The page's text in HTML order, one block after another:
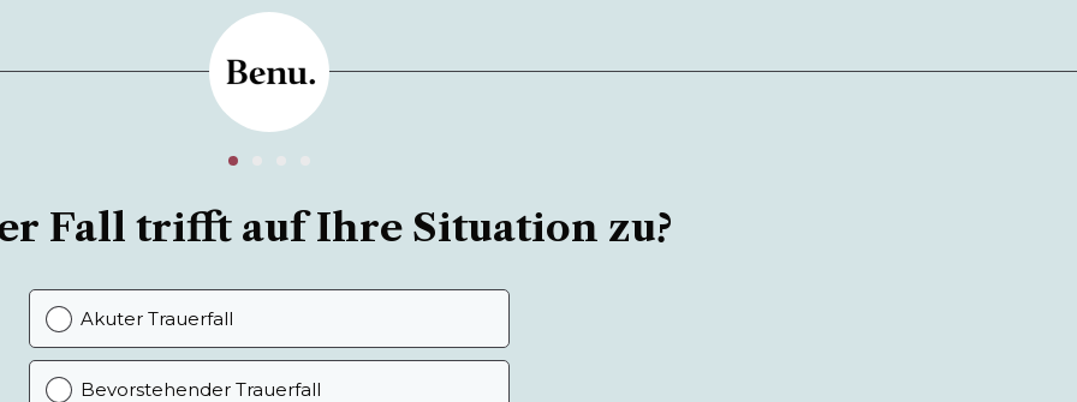
Fall trifft auf Ihre Situation zu?
Akuter Trauerfall
Bevorstehender Trauerfall